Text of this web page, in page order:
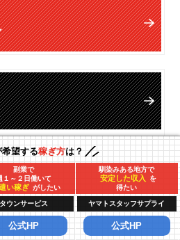
どんな仕事？
望する稼ぎ方は？
副業で
１～２日働いて
い稼ぎ がしたい
タウンサービス
公式HP
馴染みある地方で
安定した収入
を
得たい
ヤマトスタッフサプライ
公式HP